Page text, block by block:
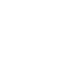
этом
в работах